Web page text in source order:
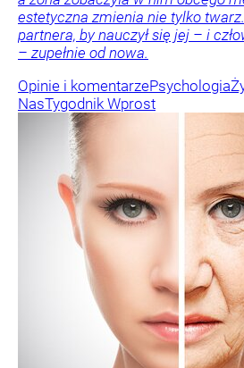
estetyczna zmienia nie tylko
partnera, by nauczył się jej – i
– zupełnie od nowa.
Opinie i komentarzePsychologia
NasTygodnik Wprost